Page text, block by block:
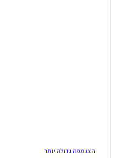
הצג מפה גדולה יותר